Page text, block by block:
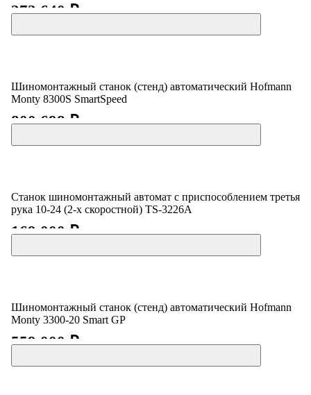
272 640 ₽
Шиномонтажный станок (стенд) автоматический Hofmann
Monty 8300S SmartSpeed
800 698 ₽
Станок шиномонтажный автомат с приспособлением третья
рука 10-24 (2-х скоростной) TS-3226A
169 000 ₽
Шиномонтажный станок (стенд) автоматический Hofmann
Monty 3300-20 Smart GP
559 000 ₽